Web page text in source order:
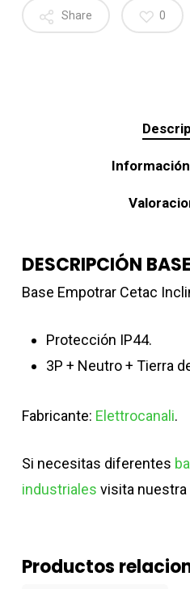
Share 0
DESCRIPCIÓN
Base Empotrar Cetac
Protección IP44.
3P + Neutro + Tierra
Fabricante: Elettrocanali.
Si necesitas diferentes
industriales visita
Productos